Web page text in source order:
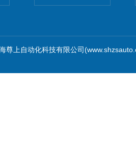
尊上自动化科技有限公司